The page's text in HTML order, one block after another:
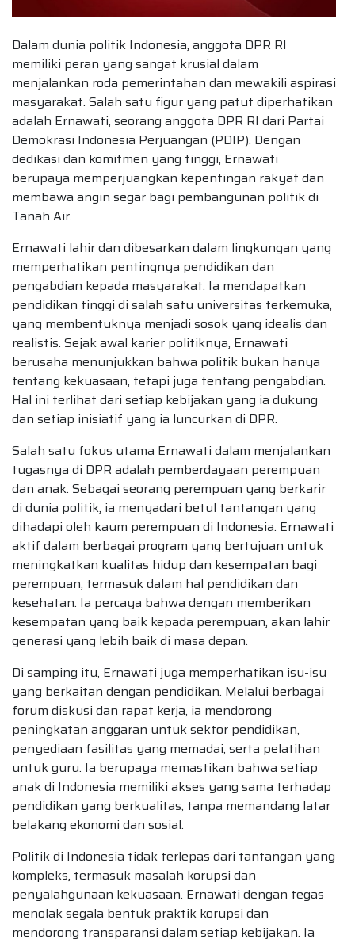
Dalam dunia politik Indonesia, anggota DPR RI
memiliki peran yang sangat krusial dalam
menjalankan roda pemerintahan dan mewakili aspirasi
masyarakat. Salah satu figur yang patut diperhatikan
adalah Ernawati, seorang anggota DPR RI dari Partai
Demokrasi Indonesia Perjuangan (PDIP). Dengan
dedikasi dan komitmen yang tinggi, Ernawati
berupaya memperjuangkan kepentingan rakyat dan
membawa angin segar bagi pembangunan politik di
Tanah Air.
Ernawati lahir dan dibesarkan dalam lingkungan yang
memperhatikan pentingnya pendidikan dan
pengabdian kepada masyarakat. Ia mendapatkan
pendidikan tinggi di salah satu universitas terkemuka,
yang membentuknya menjadi sosok yang idealis dan
realistis. Sejak awal karier politiknya, Ernawati
berusaha menunjukkan bahwa politik bukan hanya
tentang kekuasaan, tetapi juga tentang pengabdian.
Hal ini terlihat dari setiap kebijakan yang ia dukung
dan setiap inisiatif yang ia luncurkan di DPR.
Salah satu fokus utama Ernawati dalam menjalankan
tugasnya di DPR adalah pemberdayaan perempuan
dan anak. Sebagai seorang perempuan yang berkarir
di dunia politik, ia menyadari betul tantangan yang
dihadapi oleh kaum perempuan di Indonesia. Ernawati
aktif dalam berbagai program yang bertujuan untuk
meningkatkan kualitas hidup dan kesempatan bagi
perempuan, termasuk dalam hal pendidikan dan
kesehatan. Ia percaya bahwa dengan memberikan
kesempatan yang baik kepada perempuan, akan lahir
generasi yang lebih baik di masa depan.
Di samping itu, Ernawati juga memperhatikan isu-isu
yang berkaitan dengan pendidikan. Melalui berbagai
forum diskusi dan rapat kerja, ia mendorong
peningkatan anggaran untuk sektor pendidikan,
penyediaan fasilitas yang memadai, serta pelatihan
untuk guru. Ia berupaya memastikan bahwa setiap
anak di Indonesia memiliki akses yang sama terhadap
pendidikan yang berkualitas, tanpa memandang latar
belakang ekonomi dan sosial.
Politik di Indonesia tidak terlepas dari tantangan yang
kompleks, termasuk masalah korupsi dan
penyalahgunaan kekuasaan. Ernawati dengan tegas
menolak segala bentuk praktik korupsi dan
mendorong transparansi dalam setiap kebijakan. Ia